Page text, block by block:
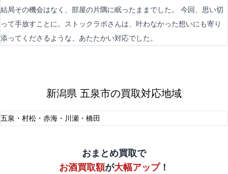
結局その機会はなく、部屋の片隅に眠ったままでした。 今回、思い切
って手放すことに。ストックラボさんは、叶わなかった想いにも寄り
添ってくださるような、あたたかい対応でした。
新潟県 五泉市の買取対応地域
五泉・村松・赤海・川瀬・橋田
おまとめ買取で
お酒買取額が大幅アップ！